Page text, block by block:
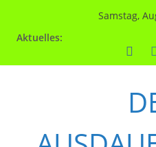
Samstag,
Aktuelles: